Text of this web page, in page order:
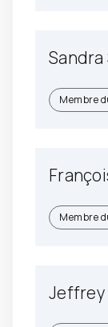
Membre
Membre